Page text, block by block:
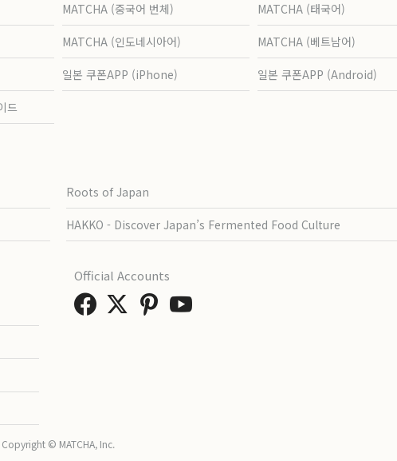
MATCHA (중국어 번체) MATCHA (태국어)
MATCHA (인도네시아어) MATCHA (베트남어)
일본 쿠폰APP (iPhone) 일본 쿠폰APP (Android)
드
Roots of Japan
HAKKO - Discover Japan’s Fermented Food Culture
Official Accounts
Copyright © MATCHA, Inc.